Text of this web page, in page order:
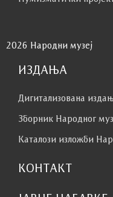
2026 Народни музеј
ИЗДАЊА
Дигитализована
Зборник Народног
Каталози изложби
КОНТАКТ